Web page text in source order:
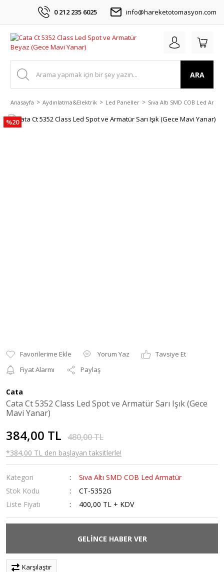
0 212 235 6025 info@hareketotomasyon.com
ARA
Anasayfa Aydınlatma&Elektrik Led Paneller Sıva Altı SMD COB Led
%20
Yorum Yaz
Tavsiye Et
Fiyat Alarmı
Paylaş
Cata
Cata Ct 5352 Class Led Spot ve Armatür Sarı Işık (Gece
Mavi Yanar)
384,00 TL 480,00 TL
*384,00 TL den başlayan taksitlerle!
Kategori
Sıva Altı SMD COB Led Armatür
Stok Kodu
CT-5352G
Liste Fiyatı
400,00 TL + KDV
GELİNCE HABER VER
Karşılaştır